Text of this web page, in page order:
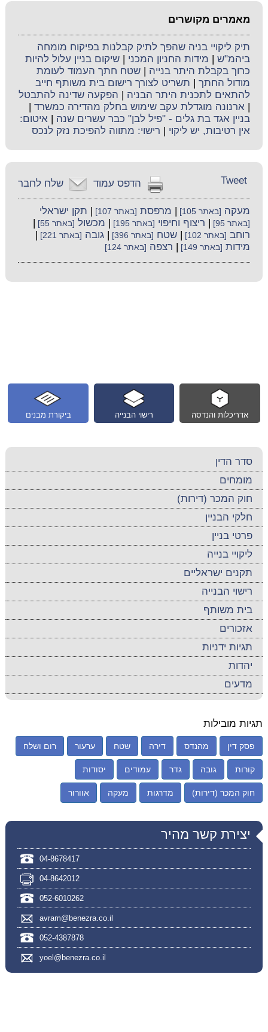
מאמרים מקושרים
תיק ליקויי בניה שהפך לתיק קבלנות בפיקוח מומחה
ביהמ"ש
מידות החניון המכני |שיקום בניין עלול להיות
כרוך בקבלת היתר בנייה |שטח חתך העמוד לעומת
מודול החתך
תשריט לצורך רישום בית משותף חייב
להתאים לתכנית היתר הבניה
הפקעה שדינה להתבטל
|ארנונה מוגדלת עקב שימוש בחלק מהדירה כמשרד
בניין אגד בת גלים - "פיל לבן" כבר עשרים שנה |איטום:
אין רטיבות, יש ליקוי
רישוי: מתווה להפיכת נזק לנכס
שלח לחבר הדפס עמוד Tweet
מעקה [באתר 105] מרפסת [באתר 107] תקן ישראלי
[באתר 95] ריצוף וחיפוי [באתר 195] מכשול [באתר 55]
רוחב [באתר 102] |שטח [באתר 396] |גובה [באתר 221]
מידות [באתר 149] רצפה [באתר 124]
ביקורת מבנים רישוי הבנייה אדריכלות והנדסה
סדר הדין
מומחים
חוק המכר (דירות)
חלקי הבניין
פרטי בניין
ליקויי בנייה
תקנים ישראליים
רישוי הבנייה
בית משותף
אזכורים
תגיות ידניות
יהדות
מדעים
תגיות מובילות
פסק דין מהנדס דירה שטח ערעור רום ושלח
קורות גובה גדר עמודים יסודות
חוק המכר (דירות) מדרגות מעקה אוורור
יצירת קשר מהיר
04-8678417
04-8642012
052-6010262
avram@benezra.co.il
052-4387878
yoel@benezra.co.il